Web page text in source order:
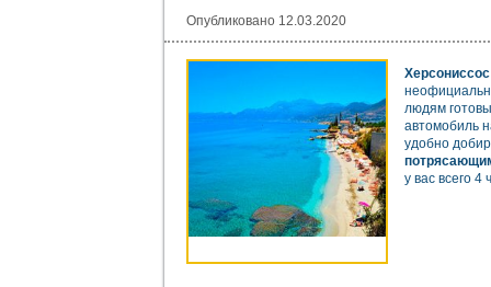
Опубликовано 12.03.2020
Херсониссос
людям
автомобиль
удобно
у вас всего 4